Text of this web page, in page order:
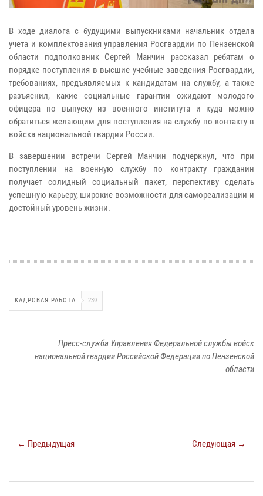
В ходе диалога с будущими выпускниками начальник отдела
учета и комплектования управления Росгвардии по Пензенской
области подполковник Сергей Манчин рассказал ребятам о
порядке поступления в высшие учебные заведения Росгвардии,
требованиях, предъявляемых к кандидатам на службу, а также
разъяснил, какие социальные гарантии ожидают молодого
офицера по выпуску из военного института и куда можно
обратиться желающим для поступления на службу по контакту в
войска национальной гвардии России.
В завершении встречи Сергей Манчин подчеркнул, что при
поступлении на военную службу по контракту гражданин
получает солидный социальный пакет, перспективу сделать
успешную карьеру, широкие возможности для самореализации и
достойный уровень жизни.
КАДРОВАЯ РАБОТА 239
Пресс-служба Управления Федеральной службы войск
национальной гвардии Российской Федерации по Пензенской
области
← Предыдущая Следующая →